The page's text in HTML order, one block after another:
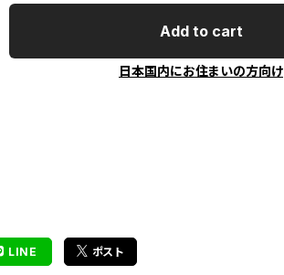
Add to cart
日本国内にお住まいの方向け
LINE ポスト